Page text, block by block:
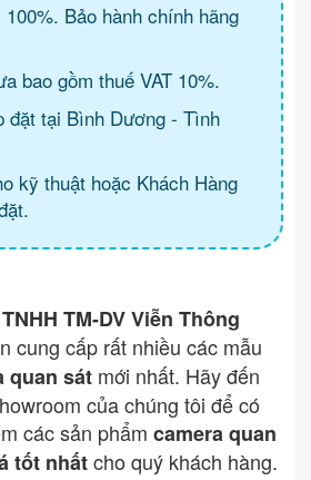
Bảo hành chính hãng
bao gồm thuế VAT 10%.
đặt tại Bình Dương - Tình
kỹ thuật hoặc Khách Hàng
TM-DV Viễn Thông
cung cấp rất nhiều các mẫu
quan sát mới nhất. Hãy đến
của chúng tôi để có
các sản phẩm camera quan
tốt nhấtcho quý khách hàng.